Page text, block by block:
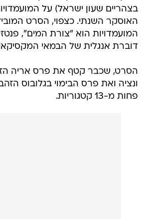
בצהריים שעון ישראל) על
האוסקר השנתי. כצפוי, הסרט
המועמדויות הוא "צורת המים",
דוברת אנגלית של הבמאי המקסיקאי
הסרט, שכבר קטף את פרס אריה
ונציה ואת פרס הבימוי בגלובוס
פחות מ-13 קטגוריות.